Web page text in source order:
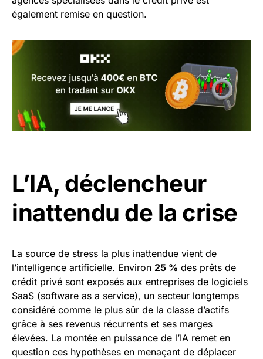
également remise en question.
L’IA, déclencheur
inattendu de la crise
La source de stress la plus inattendue vient de
l’intelligence artificielle. Environ 25 % des prêts de
crédit privé sont exposés aux entreprises de logiciels
SaaS (software as a service), un secteur longtemps
considéré comme le plus sûr de la classe d’actifs
grâce à ses revenus récurrents et ses marges
élevées. La montée en puissance de l’IA remet en
question ces hypothèses en menaçant de déplacer